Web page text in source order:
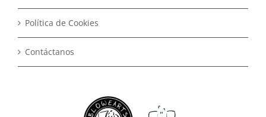
Política de Cookies
Contáctanos